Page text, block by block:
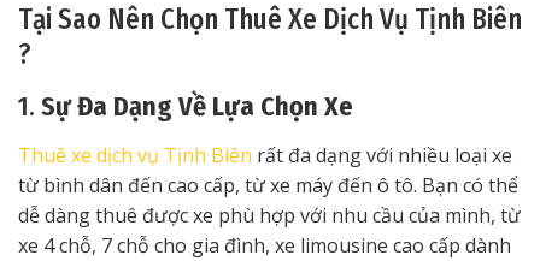
Tại Sao Nên Chọn Thuê Xe Dịch Vụ Tịnh Biên
?
1. Sự Đa Dạng Về Lựa Chọn Xe
Thuê xe dịch vụ Tịnh Biên rất đa dạng với nhiều loại xe
từ bình dân đến cao cấp, từ xe máy đến ô tô. Bạn có thể
dễ dàng thuê được xe phù hợp với nhu cầu của mình, từ
xe 4 chỗ, 7 chỗ cho gia đình, xe limousine cao cấp dành